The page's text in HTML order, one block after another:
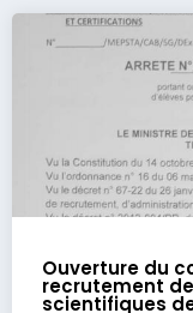
Ouverture du
recrutement
scientifiques